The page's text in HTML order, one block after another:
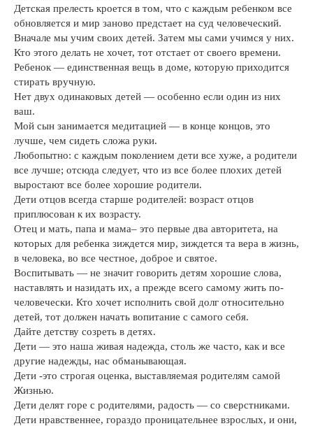
Детская прелесть кроется в том, что с каждым ребенком все
обновляется и мир заново предстает на суд человеческий.
Вначале мы учим своих детей. Затем мы сами учимся у них.
Кто этого делать не хочет, тот отстает от своего времени.
Ребенок — единственная вещь в доме, которую приходится
стирать вручную.
Нет двух одинаковых детей — особенно если один из них
ваш.
Мой сын занимается медитацией — в конце концов, это
лучше, чем сидеть сложа руки.
Любопытно: с каждым поколением дети все хуже, а родители
все лучше; отсюда следует, что из все более плохих детей
выростают все более хорошие родители.
Дети отцов всегда старше родителей: возраст отцов
приплюсован к их возрасту.
Отец и мать, папа и мама– это первые два авторитета, на
которых для ребенка зиждется мир, зиждется та вера в жизнь,
в человека, во все честное, доброе и святое.
Воспитывать — не значит говорить детям хорошие слова,
наставлять и назидать их, а прежде всего самому жить по-
человечески. Кто хочет исполнить свой долг относительно
детей, тот должен начать вопитание с самого себя.
Дайте детству созреть в детях.
Дети — это наша живая надежда, столь же часто, как и все
другие надежды, нас обманывающая.
Дети -это строгая оценка, выставляемая родителям самой
Жизнью.
Дети делят горе с родителями, радость — со сверстниками.
Дети нравственнее, гораздо проницательнее взрослых, и они,